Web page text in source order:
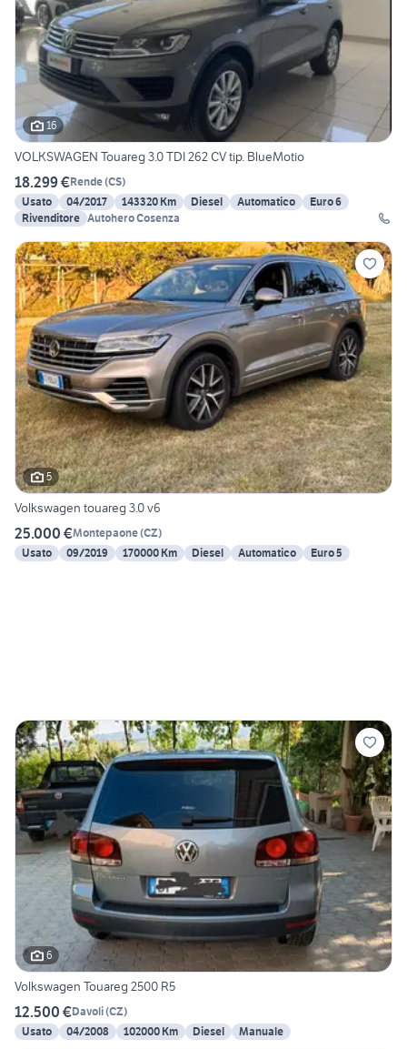
16
VOLKSWAGEN Touareg 3.0 TDI 262 CV tip. BlueMotio
18.299 €Rende(CS)
Usato
04/2017 143320 Km Diesel Automatico
Euro 6
Rivenditore Autohero Cosenza
5
Volkswagen touareg 3.0 v6
25.000 €Montepaone(CZ)
Usato
09/2019 170000 Km Diesel Automatico Euro 5
6
Volkswagen Touareg 2500 R5
12.500 €Davoli(CZ)
Usato
04/2008 102000 Km Diesel Manuale